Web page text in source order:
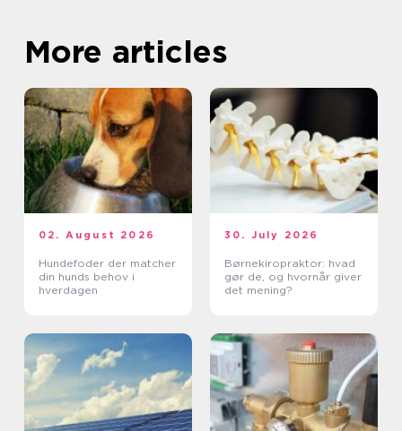
More articles
02. August 2026
Hundefoder der matcher
din hunds behov i
hverdagen
30. July 2026
Børnekiropraktor: hvad
gør de, og hvornår giver
det mening?